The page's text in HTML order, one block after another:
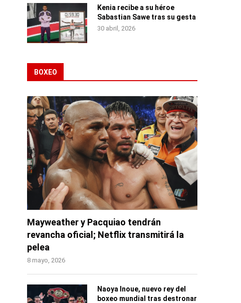
Kenia recibe a su héroe
Sabastian Sawe tras su gesta
30 abril, 2026
BOXEO
Mayweather y Pacquiao tendrán
revancha oficial; Netflix transmitirá la
pelea
8 mayo, 2026
Naoya Inoue, nuevo rey del
boxeo mundial tras destronar